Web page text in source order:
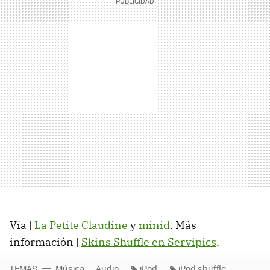
Vía | La Petite Claudine yminid. Más
información | Skins Shuffle en Servipics.